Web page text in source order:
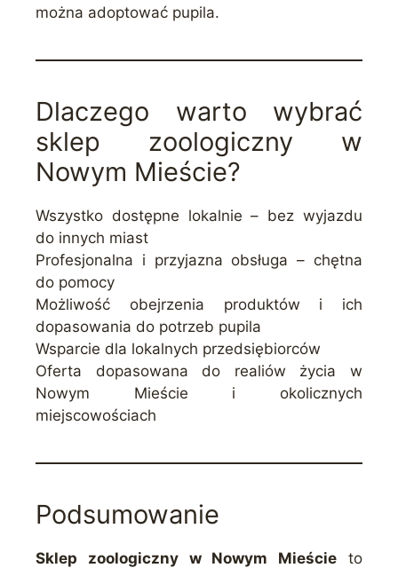
można adoptować pupila.
Dlaczego warto wybrać
sklep zoologiczny w
Nowym Mieście?
Wszystko dostępne lokalnie – bez wyjazdu
do innych miast
Profesjonalna i przyjazna obsługa – chętna
do pomocy
Możliwość obejrzenia produktów i ich
dopasowania do potrzeb pupila
Wsparcie dla lokalnych przedsiębiorców
Oferta dopasowana do realiów życia w
Nowym Mieście i okolicznych
miejscowościach
Podsumowanie
Sklep zoologiczny w Nowym Mieście to